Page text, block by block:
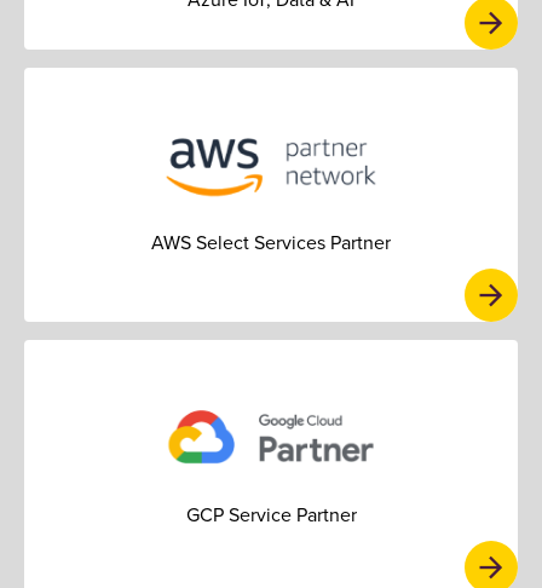
AWS Select Services Partner
GCP Service Partner